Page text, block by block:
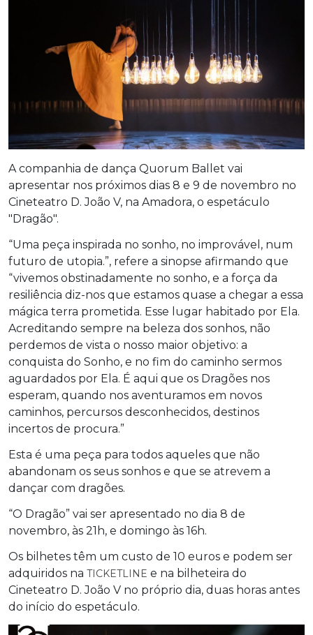
A companhia de dança Quorum Ballet vai
apresentar nos próximos dias 8 e 9 de novembro no
Cineteatro D. João V, na Amadora, o espetáculo
"Dragão".
“Uma peça inspirada no sonho, no improvável, num
futuro de utopia.”, refere a sinopse afirmando que
“vivemos obstinadamente no sonho, e a força da
resiliência diz-nos que estamos quase a chegar a essa
mágica terra prometida. Esse lugar habitado por Ela.
Acreditando sempre na beleza dos sonhos, não
perdemos de vista o nosso maior objetivo: a
conquista do Sonho, e no fim do caminho sermos
aguardados por Ela. É aqui que os Dragões nos
esperam, quando nos aventuramos em novos
caminhos, percursos desconhecidos, destinos
incertos de procura.”
Esta é uma peça para todos aqueles que não
abandonam os seus sonhos e que se atrevem a
dançar com dragões.
“O Dragão” vai ser apresentado no dia 8 de
novembro, às 21h, e domingo às 16h.
Os bilhetes têm um custo de 10 euros e podem ser
adquiridos na TICKETLINE e na bilheteira do
Cineteatro D. João V no próprio dia, duas horas antes
do início do espetáculo.